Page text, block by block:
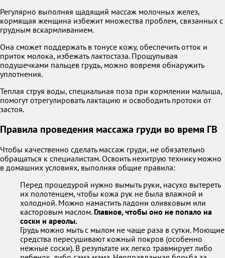
Регулярно выполняя щадящий массаж молочных желез,
кормящая женщина избежит множества проблем, связанных с
грудным вскармливанием.
Она сможет поддержать в тонусе кожу, обеспечить отток и
приток молока, избежать лактостаза. Прощупывая
подушечками пальцев грудь, можно вовремя обнаружить
уплотнения.
Теплая струя воды, специальная поза при кормлении малыша,
помогут отрегулировать лактацию и освободить протоки от
застоя.
Правила проведения массажа груди во время ГВ
Чтобы качественно сделать массаж груди, не обязательно
обращаться к специалистам. Освоить нехитрую технику можно
в домашних условиях, выполняя общие правила:
Перед процедурой нужно вымыть руки, насухо вытереть
их полотенцем, чтобы кожа рук не была влажной и
холодной. Можно намастить ладони оливковым или
касторовым маслом. Главное, чтобы оно не попало на
соски и ареолы.
Грудь можно мыть с мылом не чаще раза в сутки. Моющие
средства пересушивают кожный покров (особенно
нежные соски). В результате их легко травмирует либо